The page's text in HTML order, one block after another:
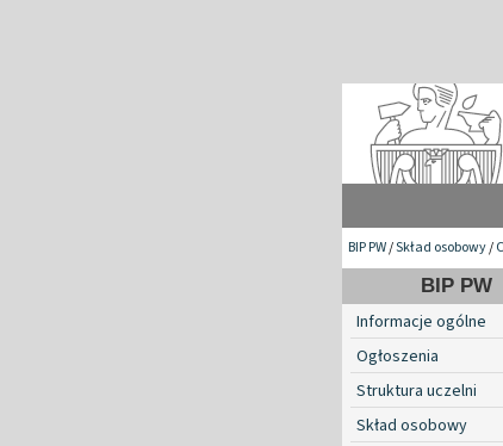
BIP PW/Skład osobowy/
BIP PW
Informacje ogólne
Ogłoszenia
Struktura uczelni
Skład osobowy